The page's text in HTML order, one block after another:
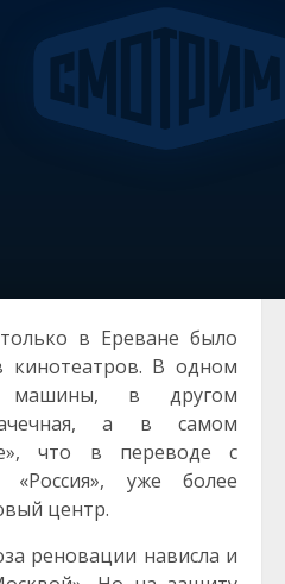
в Ереване было
кинотеатров. В одном
машины, в другом
а в самом
что в переводе с
«Россия», уже более
центр.
реновации нависла и